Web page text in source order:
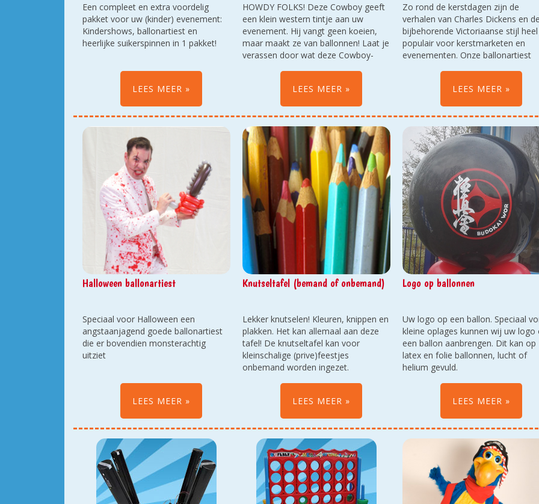
Een compleet en extra voordelig
pakket voor uw (kinder) evenement:
Kindershows, ballonartiest en
heerlijke suikerspinnen in 1 pakket!
LEES MEER
HOWDY FOLKS! Deze Cowboy geeft
een klein western tintje aan uw
evenement. Hij vangt geen koeien,
maar maakt ze van ballonnen! Laat je
verassen door wat deze Cowboy-
LEES MEER
Zo rond de kerstdagen zijn de
verhalen van Charles Dickens en
bijbehorende Victoriaanse stijl heel
populair voor kerstmarketen en
evenementen. Onze ballonartiest
LEES MEER
Halloween ballonartiest
Speciaal voor Halloween een
angstaanjagend goede ballonartiest
die er bovendien monsterachtig
uitziet
LEES MEER
Knutseltafel (bemand of onbemand)
Lekker knutselen! Kleuren, knippen en
plakken. Het kan allemaal aan deze
tafel! De knutseltafel kan voor
kleinschalige (prive)feestjes
onbemand worden ingezet.
bemand ingezet. Bij bemanning is
knutselen in thema ook mogelijk!
LEES MEER
Logo op ballonnen
Uw logo op een ballon. Speciaal
kleine oplages kunnen wij uw logo
een ballon aanbrengen. Dit kan op
latex en folie ballonnen, lucht of
helium gevuld.
LEES MEER